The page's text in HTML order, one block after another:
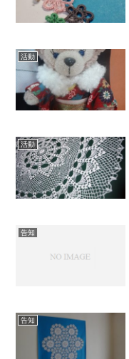
活動
活動
告知
告知